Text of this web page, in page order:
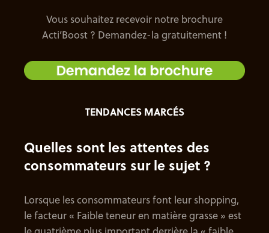
Vous souhaitez recevoir notre brochure
Acti’Boost ? Demandez-la gratuitement !
TENDANCES MARCÉS
Quelles sont les attentes des
consommateurs sur le sujet ?
Lorsque les consommateurs font leur shopping,
le facteur « Faible teneur en matière grasse » est